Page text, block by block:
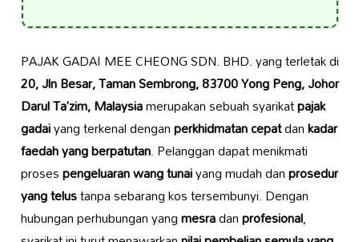
PAJAK GADAI MEE CHEONG SDN. BHD. yang terletak di
20, Jln Besar, Taman Sembrong, 83700 Yong Peng, Johor
Darul Ta’zim, Malaysiamerupakan sebuah syarikatpajak
gadaiyang terkenal denganperkhidmatan cepatdankadar
faedah yang berpatutan. Pelanggan dapat menikmati
prosespengeluaran wang tunaiyang mudah danprosedur
yang telustanpa sebarang kos tersembunyi. Dengan
hubungan perhubungan yangmesradanprofesional,